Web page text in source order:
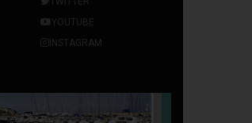
YOUTUBE
INSTAGRAM